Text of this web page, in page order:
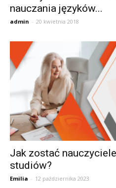
nauczania języków...
admin - 20 kwietnia 2018
Jak zostać
studiów?
Emilia - 12 października 2023